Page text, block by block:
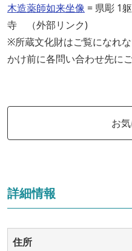
木造薬師如来坐像 = 県彫 1
寺 （外部リンク)
※所蔵文化財はご覧になれ
かけ前に各問い合わせ先に
お
詳細情報
住所